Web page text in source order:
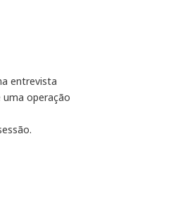
entrevista
operação